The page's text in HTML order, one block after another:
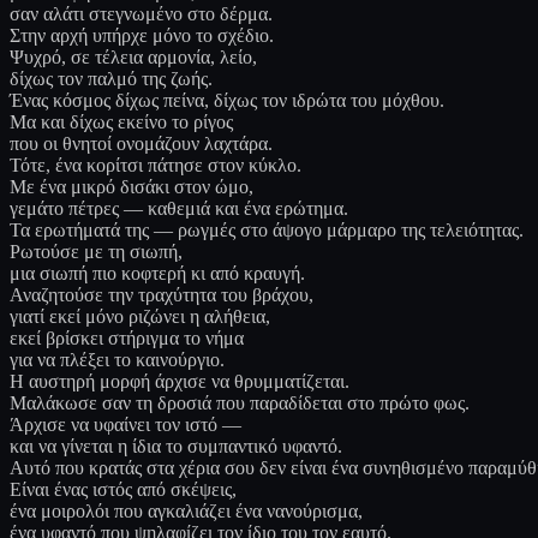
σαν αλάτι στεγνωμένο στο δέρμα.
Στην αρχή υπήρχε μόνο το σχέδιο.
Ψυχρό, σε τέλεια αρμονία, λείο,
δίχως τον παλμό της ζωής.
Ένας κόσμος δίχως πείνα, δίχως τον ιδρώτα του μόχθου.
Μα και δίχως εκείνο το ρίγος
που οι θνητοί ονομάζουν λαχτάρα.
Τότε, ένα κορίτσι πάτησε στον κύκλο.
Με ένα μικρό δισάκι στον ώμο,
γεμάτο πέτρες — καθεμιά και ένα ερώτημα.
Τα ερωτήματά της — ρωγμές στο άψογο μάρμαρο της τελειότητας.
Ρωτούσε με τη σιωπή,
μια σιωπή πιο κοφτερή κι από κραυγή.
Αναζητούσε την τραχύτητα του βράχου,
γιατί εκεί μόνο ριζώνει η αλήθεια,
εκεί βρίσκει στήριγμα το νήμα
για να πλέξει το καινούργιο.
Η αυστηρή μορφή άρχισε να θρυμματίζεται.
Μαλάκωσε σαν τη δροσιά που παραδίδεται στο πρώτο φως.
Άρχισε να υφαίνει τον ιστό —
και να γίνεται η ίδια το συμπαντικό υφαντό.
Αυτό που κρατάς στα χέρια σου δεν είναι ένα συνηθισμένο
Είναι ένας ιστός από σκέψεις,
ένα μοιρολόι που αγκαλιάζει ένα νανούρισμα,
ένα υφαντό που ψηλαφίζει τον ίδιο του τον εαυτό.